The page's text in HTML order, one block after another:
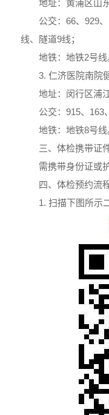
地址：黄浦区山
公交：66、929
线、隧道9线；
地铁：地铁2号线
3. 仁济医院南院
地址：闵行区浦
公交：915、163
地铁：地铁8号线
三、体检携带证
需携带身份证或
四、体检预约流
1. 扫描下图所示